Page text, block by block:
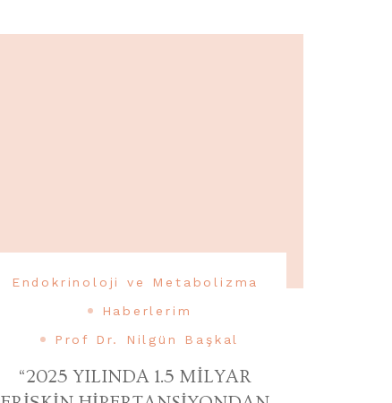
Endokrinoloji ve Metabolizma
Haberlerim
Prof Dr. Nilgün Başkal
“2025 YILINDA 1.5 MİLYAR